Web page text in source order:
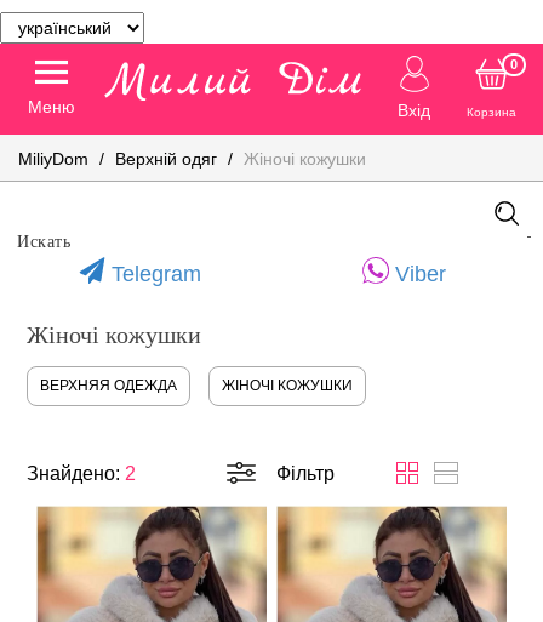
Меню Вхід Корзина
0
MiliyDom Верхній одяг Жіночі кожушки
Telegram Viber
Жіночі кожушки
ВЕРХНЯЯ ОДЕЖДА ЖІНОЧІ КОЖУШКИ
Знайдено: 2 Фільтр